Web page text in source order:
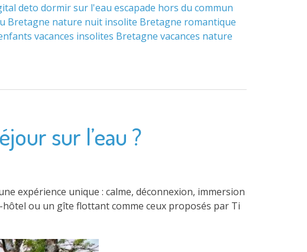
deto dormir sur l'eau escapade hors du commun
Bretagne nature nuit insolite Bretagne romantique
vacances insolites Bretagne vacances nature
sur l’eau ?
expérience unique : calme, déconnexion, immersion
ou un gîte flottant comme ceux proposés par Ti